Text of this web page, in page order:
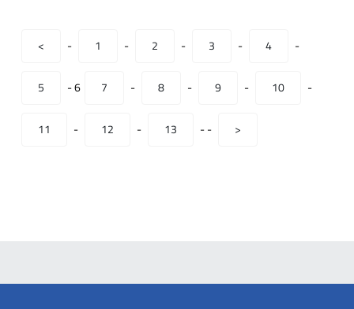
< - 1 - 2 - 3 - 4 -
5 -6 7 - 8 - 9 - 10 -
11 - 12 - 13 -- >